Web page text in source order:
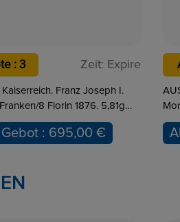
: 1 Zeit: Expire
Unabhängige Föd. Parl.
5 Dollar 2013 "Schlange
Unze, 1,56g Feingold
: 1,00 €
1/2